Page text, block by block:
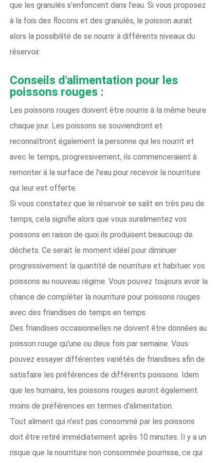
que les granulés s'enfoncent dans l'eau. Si vous proposez
à la fois des flocons et des granulés, le poisson aurait
alors la possibilité de se nourrir à différents niveaux du
réservoir.
Conseils d'alimentation pour les
poissons rouges :
Les poissons rouges doivent être nourris à la même heure
chaque jour. Les poissons se souviendront et
reconnaîtront également la personne qui les nourrit et
avec le temps, progressivement, ils commenceraient à
remonter à la surface de l'eau pour recevoir la nourriture
qui leur est offerte.
Si vous constatez que le réservoir se salit en très peu de
temps, cela signifie alors que vous suralimentez vos
poissons en raison de quoi ils produisent beaucoup de
déchets. Ce serait le moment idéal pour diminuer
progressivement la quantité de nourriture et habituer vos
poissons au nouveau régime. Vous pouvez toujours avoir la
chance de compléter la nourriture pour poissons rouges
avec des friandises de temps en temps.
Des friandises occasionnelles ne doivent être données au
poisson rouge qu'une ou deux fois par semaine. Vous
pouvez essayer différentes variétés de friandises afin de
satisfaire les préférences de différents poissons. Idem
que les humains, les poissons rouges auront également
moins de préférences en termes d'alimentation.
Tout aliment qui n'est pas consommé par les poissons
doit être retiré immédiatement après 10 minutes. Il y a un
risque que la nourriture non consommée pourrisse, ce qui